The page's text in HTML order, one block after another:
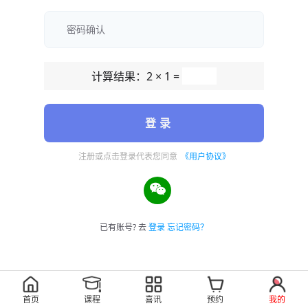
计算结果：2 × 1 =
登 录
注册或点击登录代表您同意 《用户协议》
已有账号? 去登录忘记密码？
首页 课程 喜讯 预约 我的